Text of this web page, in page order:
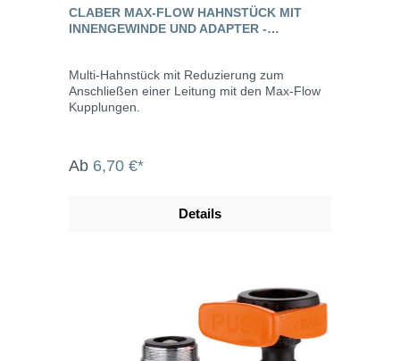
CLABER MAX-FLOW HAHNSTÜCK MIT
INNENGEWINDE UND ADAPTER -
Multi-Hahnstück mit Reduzierung zum
Anschließen einer Leitung mit den Max-Flow
Kupplungen.
Ab 6,70 €*
Details